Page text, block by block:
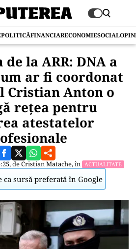
POLITICĂFINANCIARECONOMIESOCIAL
la ARR: DNA a
ar fi coordonat
Cristian Anton o
rețea pentru
atestatelor
deCristian Matache, în ACTUALITATE
ca sursă preferată în Google